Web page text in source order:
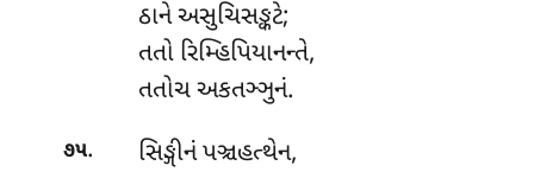
ઠાને અસુચિસઙ્કટે;
તતો રિમ્હિપિયાનન્તે,
તતોચ અકતઞ્ઞુનં.
૭૫.
સિઙ્ગીનં પઞ્ચહત્થેન,